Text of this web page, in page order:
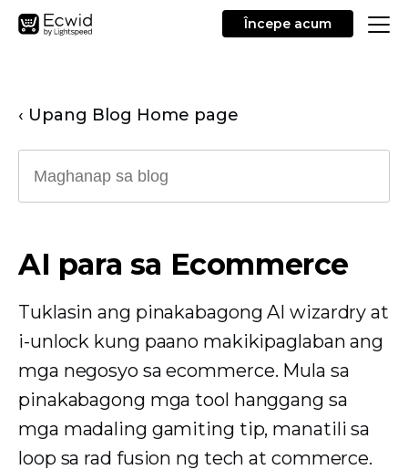
Începe acum
‹ Upang Blog Home page
AI para sa Ecommerce
Tuklasin ang pinakabagong AI wizardry at
i-unlock kung paano makikipaglaban ang
mga negosyo sa ecommerce. Mula sa
pinakabagong mga tool hanggang sa
mga madaling gamiting tip, manatili sa
loop sa rad fusion ng tech at commerce.